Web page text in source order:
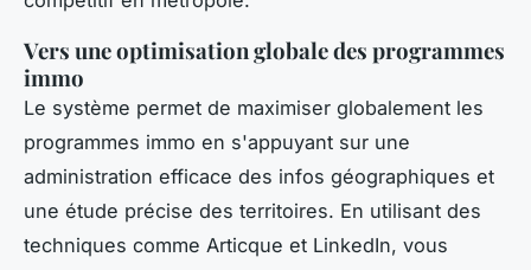
Vers une optimisation globale des programmes
immo
Le système permet de maximiser globalement les
programmes immo en s'appuyant sur une
administration efficace des infos géographiques et
une étude précise des territoires. En utilisant des
techniques comme Articque et LinkedIn, vous